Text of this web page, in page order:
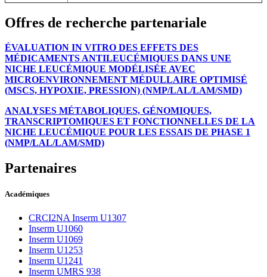
Offres de recherche partenariale
ÉVALUATION IN VITRO DES EFFETS DES
MÉDICAMENTS ANTILEUCÉMIQUES DANS UNE
NICHE LEUCÉMIQUE MODÉLISÉE AVEC
MICROENVIRONNEMENT MÉDULLAIRE OPTIMISÉ
(MSCS, HYPOXIE, PRESSION) (NMP/LAL/LAM/SMD)
ANALYSES MÉTABOLIQUES, GÉNOMIQUES,
TRANSCRIPTOMIQUES ET FONCTIONNELLES DE LA
NICHE LEUCÉMIQUE POUR LES ESSAIS DE PHASE 1
(NMP/LAL/LAM/SMD)
Partenaires
Académiques
CRCI2NA Inserm U1307
Inserm U1060
Inserm U1069
Inserm U1253
Inserm U1241
Inserm UMRS 938